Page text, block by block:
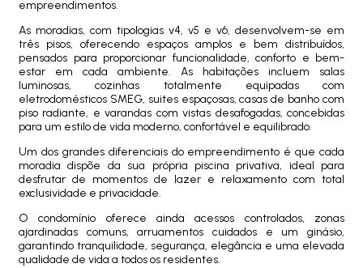
empreendimentos.
As moradias, com tipologias v4, v5 e v6, desenvolvem-se em
três pisos, oferecendo espaços amplos e bem distribuídos,
pensados para proporcionar funcionalidade, conforto e bem-
estar em cada ambiente. As habitações incluem salas
luminosas, cozinhas totalmente equipadas com
eletrodomésticos SMEG, suites espaçosas, casas de banho com
piso radiante, e varandas com vistas desafogadas, concebidas
para um estilo de vida moderno, confortável e equilibrado.
Um dos grandes diferenciais do empreendimento é que cada
moradia dispõe da sua própria piscina privativa, ideal para
desfrutar de momentos de lazer e relaxamento com total
exclusividade e privacidade.
O condomínio oferece ainda acessos controlados, zonas
ajardinadas comuns, arruamentos cuidados e um ginásio,
garantindo tranquilidade, segurança, elegância e uma elevada
qualidade de vida a todos os residentes.